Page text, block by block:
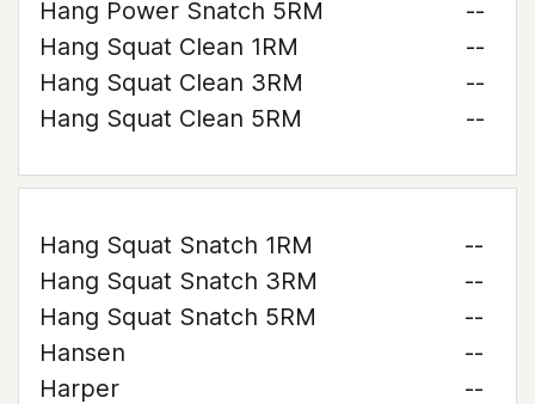
Hang Power Snatch 5RM
--
Hang Squat Clean 1RM
--
Hang Squat Clean 3RM
--
Hang Squat Clean 5RM
--
Hang Squat Snatch 1RM
--
Hang Squat Snatch 3RM
--
Hang Squat Snatch 5RM
--
Hansen
--
Harper
--